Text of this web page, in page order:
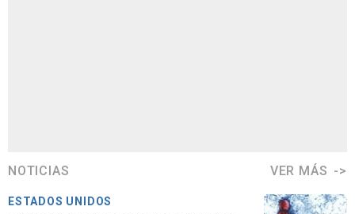
NOTICIAS VER MÁS
ESTADOS UNIDOS